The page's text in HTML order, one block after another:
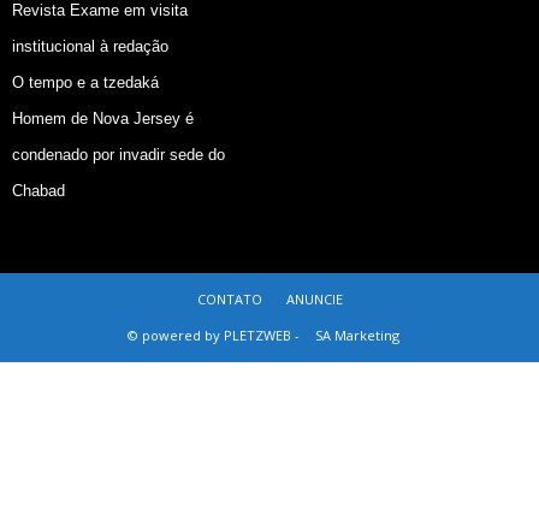
Revista Exame em visita
institucional à redação
O tempo e a tzedaká
Homem de Nova Jersey é
condenado por invadir sede do
Chabad
CONTATO
ANUNCIE
© powered by PLETZWEB -
SA Marketing